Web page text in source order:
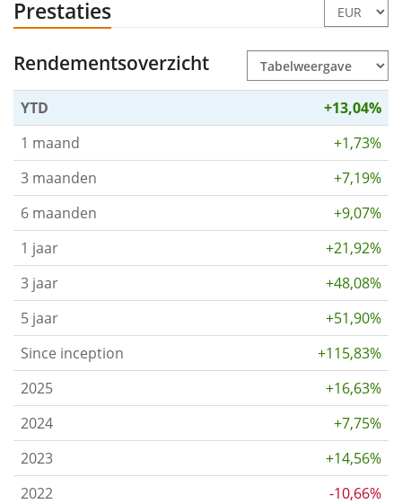
Prestaties
Rendementsoverzicht
YTD
+13,04%
1 maand
+1,73%
3 maanden
+7,19%
6 maanden
+9,07%
1 jaar
+21,92%
3 jaar
+48,08%
5 jaar
+51,90%
Since inception
+115,83%
2025
+16,63%
2024
+7,75%
2023
+14,56%
2022
-10,66%